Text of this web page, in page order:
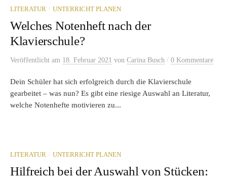
LITERATUR / UNTERRICHT PLANEN
Welches Notenheft nach der
Klavierschule?
Veröffentlicht am 18. Februar 2021 von Carina Busch / 0 Kommentare
Dein Schüler hat sich erfolgreich durch die Klavierschule
gearbeitet – was nun? Es gibt eine riesige Auswahl an Literatur,
welche Notenhefte motivieren zu...
LITERATUR / UNTERRICHT PLANEN
Hilfreich bei der Auswahl von Stücken: